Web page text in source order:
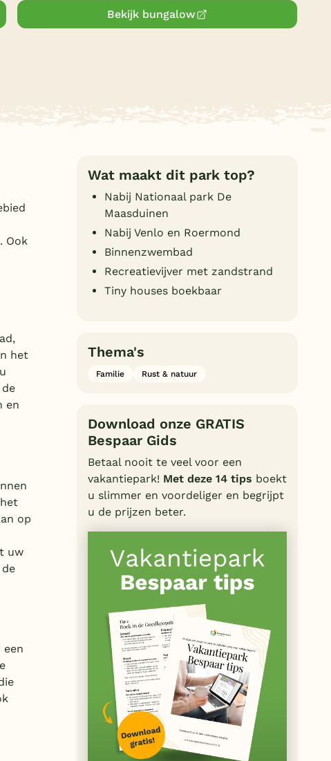
Bekijk bungalow
Ook
het
en
op
uw
een
Wat maakt dit park top?
Nabij Nationaal park De
Maasduinen
Nabij Venlo en Roermond
Binnenzwembad
Recreatievijver met zandstrand
Tiny houses boekbaar
Thema's
Familie Rust & natuur
Download onze GRATIS
Bespaar Gids
Betaal nooit te veel voor een
vakantiepark! Met deze 14 tips boekt
u slimmer en voordeliger en begrijpt
u de prijzen beter.